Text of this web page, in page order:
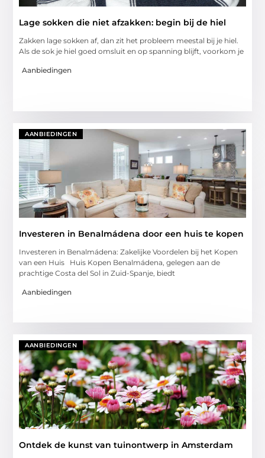
Lage sokken die niet afzakken: begin bij de hiel
Zakken lage sokken af, dan zit het probleem meestal bij je hiel.
Als de sok je hiel goed omsluit en op spanning blijft, voorkom je
Aanbiedingen
AANBIEDINGEN
Investeren in Benalmádena door een huis te kopen
Investeren in Benalmádena: Zakelijke Voordelen bij het Kopen
van een Huis Huis Kopen Benalmádena, gelegen aan de
prachtige Costa del Sol in Zuid-Spanje, biedt
Aanbiedingen
AANBIEDINGEN
Ontdek de kunst van tuinontwerp in Amsterdam